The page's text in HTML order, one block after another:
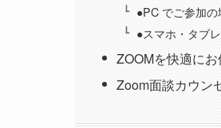
●PC でご参加の
●スマホ・タブ
ZOOMを快適に
Zoom面談カウン